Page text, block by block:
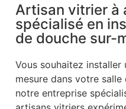
Artisan vitrier à
spécialisé en
de douche sur-
Vous souhaitez
mesure dans votre
notre entreprise